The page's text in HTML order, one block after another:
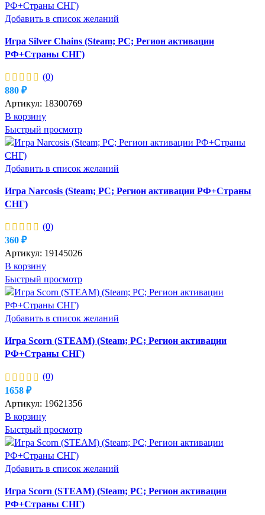
Добавить в список желаний
Игра Silver Chains (Steam; PC; Регион активации
РФ+Страны СНГ)
(0)
880 ₽
Артикул: 18300769
В корзину
Быстрый просмотр
Добавить в список желаний
Игра Narcosis (Steam; PC; Регион активации РФ+Страны
СНГ)
(0)
360 ₽
Артикул: 19145026
В корзину
Быстрый просмотр
Добавить в список желаний
Игра Scorn (STEAM) (Steam; PC; Регион активации
РФ+Страны СНГ)
(0)
1658 ₽
Артикул: 19621356
В корзину
Быстрый просмотр
Добавить в список желаний
Игра Scorn (STEAM) (Steam; PC; Регион активации
РФ+Страны СНГ)